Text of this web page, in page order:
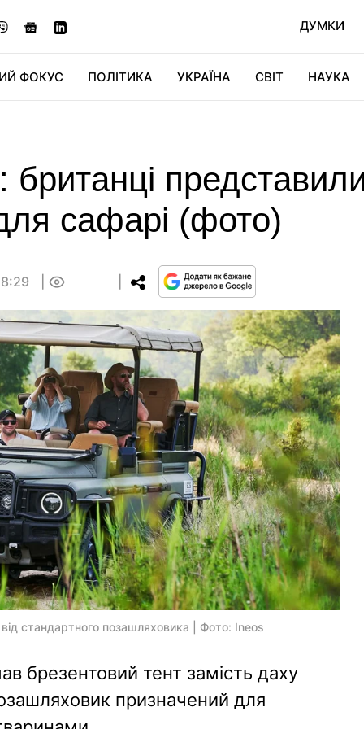
ДУМКИ
ФОКУС ПОЛІТИКА УКРАЇНА СВІТ НАУКА
британці
сафарі (фото)
стандартного позашляховика | Фото: Ineos
брезентовий тент замість даху
призначений для